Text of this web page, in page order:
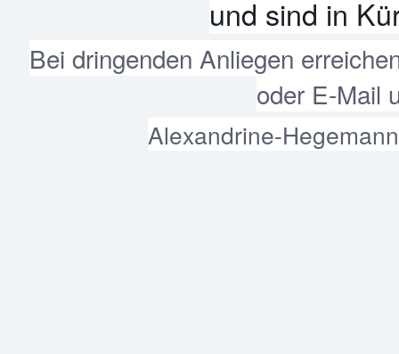
und sind in
Bei dringenden Anliegen
oder E-Mail
Alexandrine-